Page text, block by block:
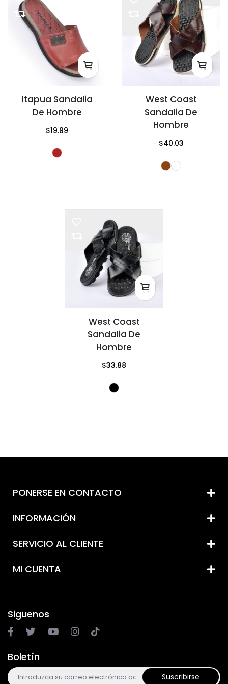
Itapua Sandalia
De Hombre
$19.99
West Coast
Sandalia De
Hombre
$40.03
West Coast
Sandalia De
Hombre
$33.88
PONERSE EN CONTACTO
INFORMACIÓN
SERVICIO AL CLIENTE
MI CUENTA
Siguenos
Boletín
Suscribirse